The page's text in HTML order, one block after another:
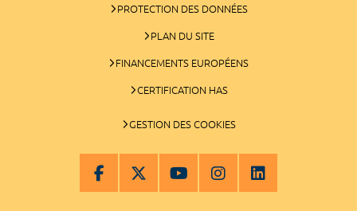
PROTECTION DES DONNÉES
PLAN DU SITE
FINANCEMENTS EUROPÉENS
CERTIFICATION HAS
GESTION DES COOKIES